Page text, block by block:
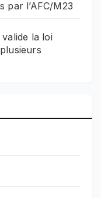
par l’AFC/M23
la loi